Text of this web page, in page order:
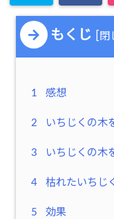
もくじ 閉
1 感想
2 いちじくの木
3 いちじくの木
4 枯れたいちじ
5 効果